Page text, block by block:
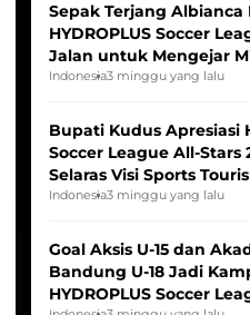
Sepak Terjang Albianca
HYDROPLUS Soccer
Jalan untuk Mengejar
Indonesia Putri
Indonesia3 minggu yang lalu
Bupati Kudus Apresiasi
Soccer League All-Stars
Selaras Visi Sports
Indonesia3 minggu yang lalu
Goal Aksis U-15 dan
Bandung U-18 Jadi
HYDROPLUS Soccer